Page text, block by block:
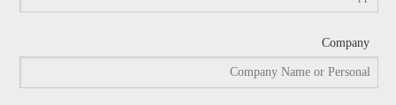
Company